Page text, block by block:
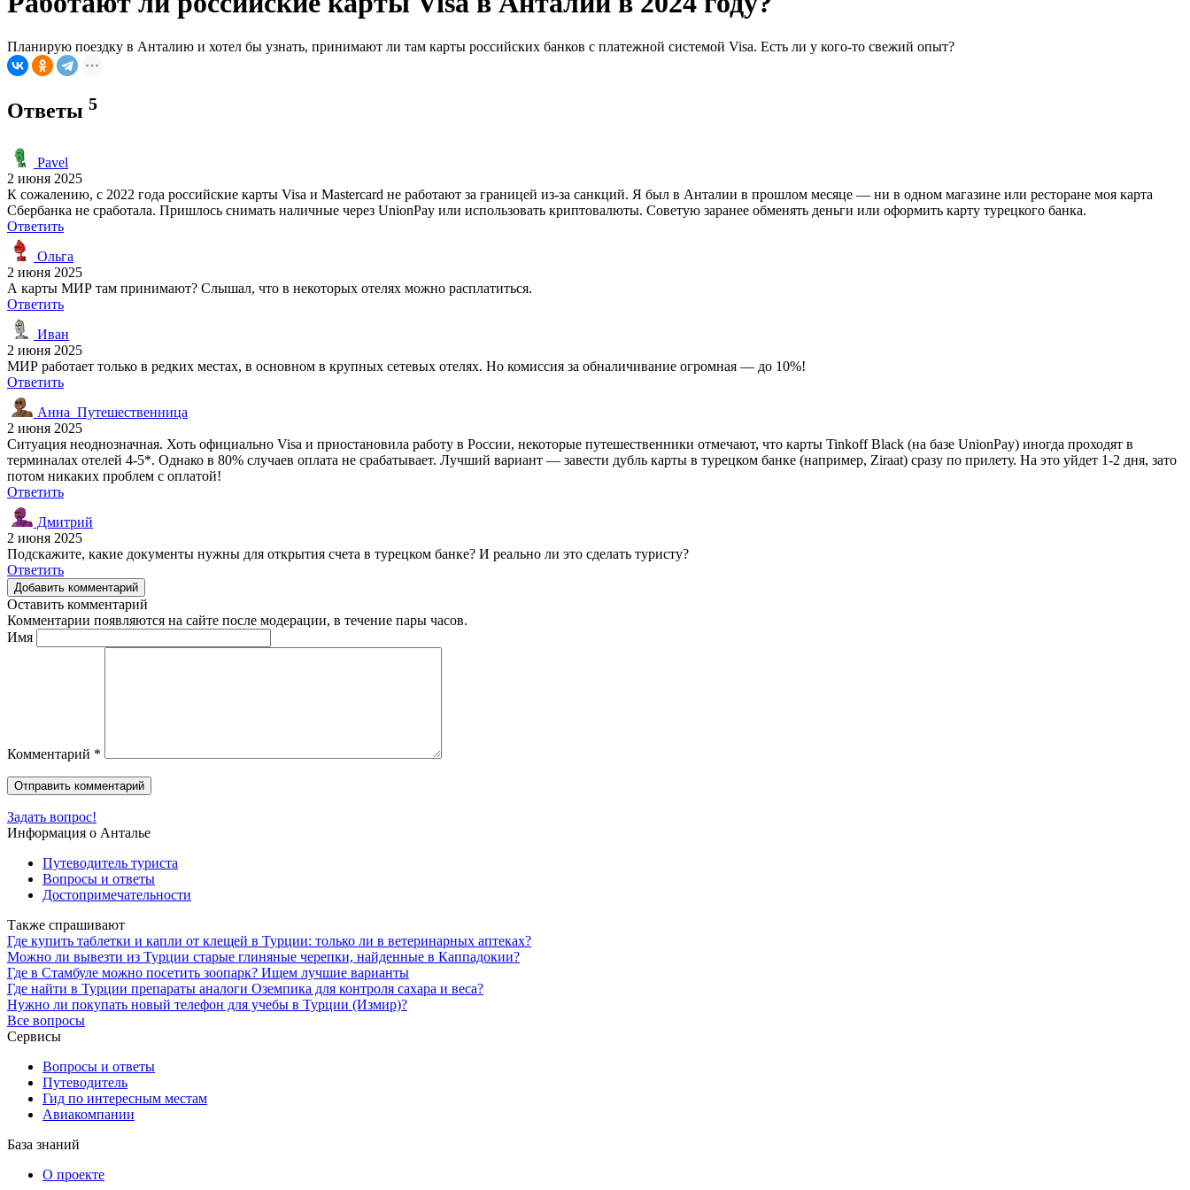
Планирую поездку в Анталию и хотел бы узнать, принимают ли там карты российских банков с платежной системой Visa. Есть ли у кого-то свежий опыт?
Ответы 5
Pavel
2 июня 2025
К сожалению, с 2022 года российские карты Visa и Mastercard не работают за границей из-за санкций. Я был в Анталии в прошлом месяце — ни в одном магазине или ресторане моя карта
Сбербанка не сработала. Пришлось снимать наличные через UnionPay или использовать криптовалюты. Советую заранее обменять деньги или оформить карту турецкого банка.
Ответить
Ольга
2 июня 2025
А карты МИР там принимают? Слышал, что в некоторых отелях можно расплатиться.
Ответить
Иван
2 июня 2025
МИР работает только в редких местах, в основном в крупных сетевых отелях. Но комиссия за обналичивание огромная — до 10%!
Ответить
Анна_Путешественница
2 июня 2025
Ситуация неоднозначная. Хоть официально Visa и приостановила работу в России, некоторые путешественники отмечают, что карты Tinkoff Black (на базе UnionPay) иногда проходят в
терминалах отелей 4-5*. Однако в 80% случаев оплата не срабатывает. Лучший вариант — завести дубль карты в турецком банке (например, Ziraat) сразу по прилету. На это уйдет 1-2 дня, зато
потом никаких проблем с оплатой!
Ответить
Дмитрий
2 июня 2025
Подскажите, какие документы нужны для открытия счета в турецком банке? И реально ли это сделать туристу?
Ответить
Добавить комментарий
Оставить комментарий
Комментарии появляются на сайте после модерации, в течение пары часов.
Имя
Комментарий *
Задать вопрос!
Информация о Анталье
Путеводитель туриста
Вопросы и ответы
Достопримечательности
Также спрашивают
Где купить таблетки и капли от клещей в Турции: только ли в ветеринарных аптеках?
Можно ли вывезти из Турции старые глиняные черепки, найденные в Каппадокии?
Где в Стамбуле можно посетить зоопарк? Ищем лучшие варианты
Где найти в Турции препараты аналоги Оземпика для контроля сахара и веса?
Нужно ли покупать новый телефон для учебы в Турции (Измир)?
Все вопросы
Сервисы
Вопросы и ответы
Путеводитель
Гид по интересным местам
Авиакомпании
База знаний
О проекте